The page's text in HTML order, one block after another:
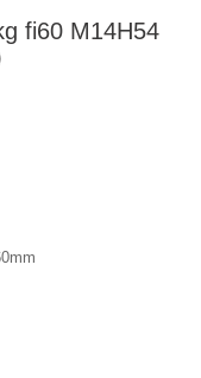
fi60 M14H54